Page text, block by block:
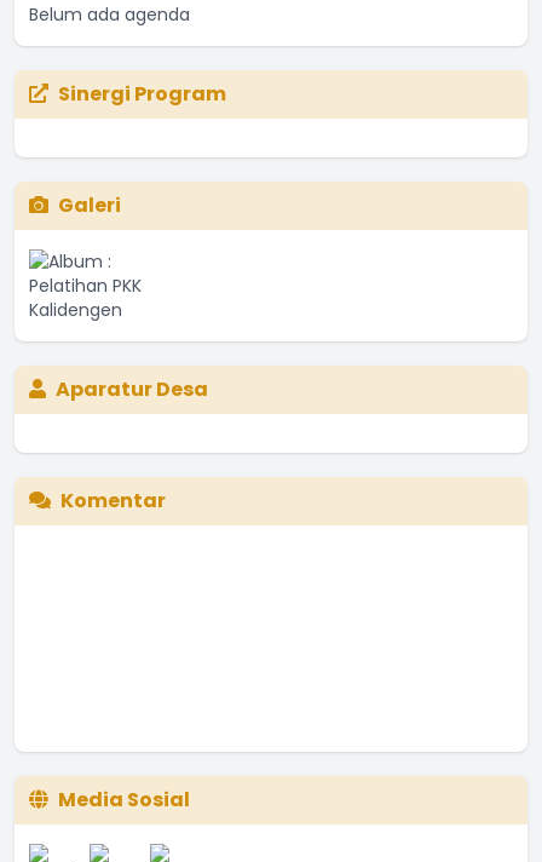
Belum ada agenda
Sinergi Program
Galeri
Aparatur Desa
Komentar
Media Sosial